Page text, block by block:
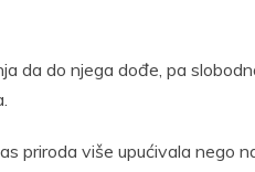
da do njega dođe, pa
priroda više upućivala nego